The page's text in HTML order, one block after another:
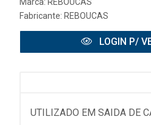
Fabricante: REBOUCAS
LOGIN P/
UTILIZADO EM SAIDA DE